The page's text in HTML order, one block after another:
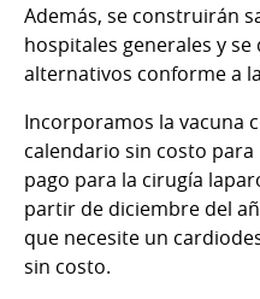
Además, se construirán
hospitales generales y
alternativos conforme a
Incorporamos la vacuna
calendario sin costo
pago para la cirugía
partir de diciembre del
que necesite un
sin costo.